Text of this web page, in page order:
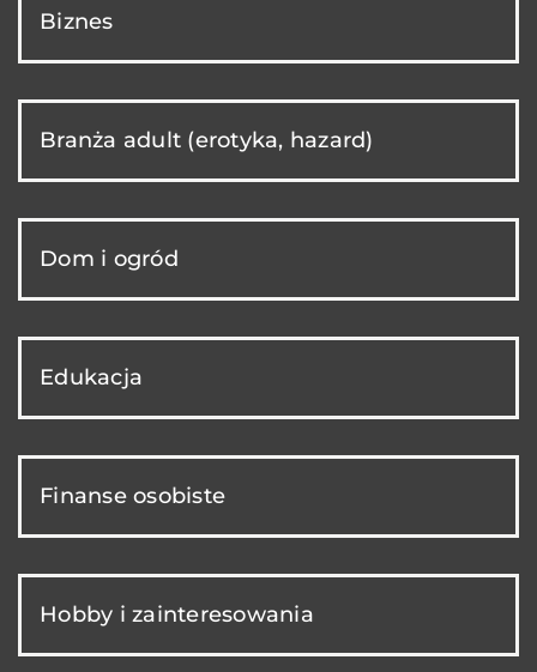
Biznes
Branża adult (erotyka, hazard)
Dom i ogród
Edukacja
Finanse osobiste
Hobby i zainteresowania